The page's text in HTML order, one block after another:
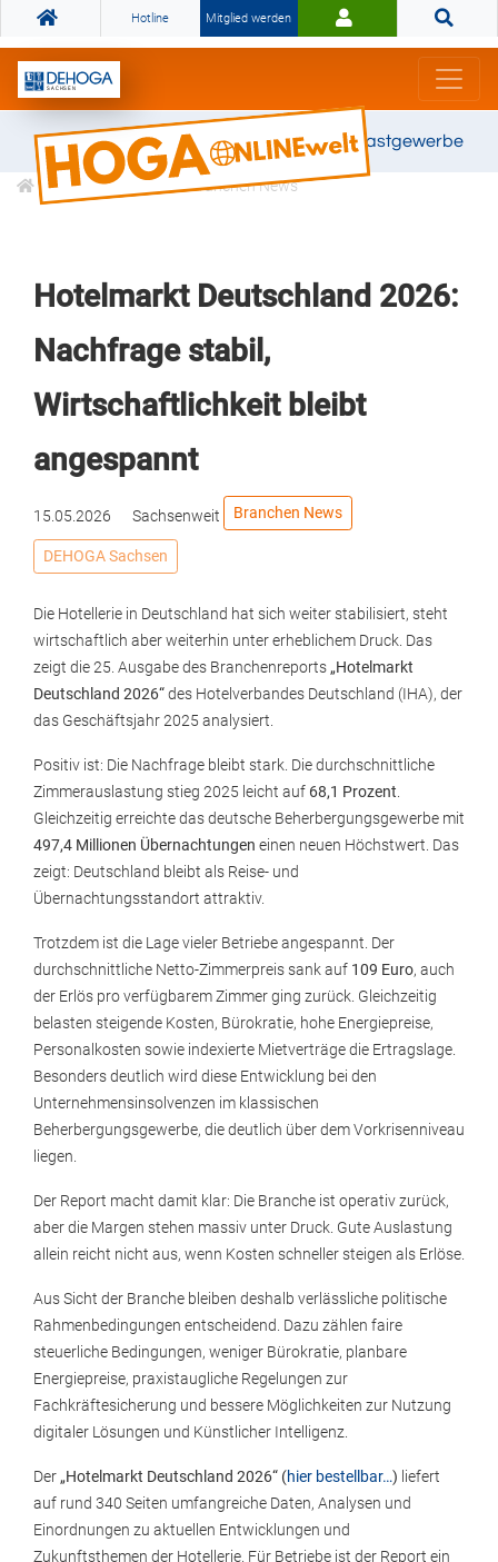
Hotline Mitglied werden
Gemeinsam stark für das Gastgewerbe
Informationen Branchen News
Hotelmarkt Deutschland 2026:
Nachfrage stabil,
Wirtschaftlichkeit bleibt
angespannt
15.05.2026 Sachsenweit Branchen News
DEHOGA Sachsen
Die Hotellerie in Deutschland hat sich weiter stabilisiert, steht
wirtschaftlich aber weiterhin unter erheblichem Druck. Das
zeigt die 25. Ausgabe des Branchenreports „Hotelmarkt
Deutschland 2026“des Hotelverbandes Deutschland (IHA), der
das Geschäftsjahr 2025 analysiert.
Positiv ist: Die Nachfrage bleibt stark. Die durchschnittliche
Zimmerauslastung stieg 2025 leicht auf 68,1 Prozent
Gleichzeitig erreichte das deutsche Beherbergungsgewerbe mit
497,4 Millionen Übernachtungen einen neuen Höchstwert. Das
zeigt: Deutschland bleibt als Reise- und
Übernachtungsstandort attraktiv.
Trotzdem ist die Lage vieler Betriebe angespannt. Der
durchschnittliche Netto-Zimmerpreis sank auf 109 Euro, auch
der Erlös pro verfügbarem Zimmer ging zurück. Gleichzeitig
belasten steigende Kosten, Bürokratie, hohe Energiepreise,
Personalkosten sowie indexierte Mietverträge die Ertragslage.
Besonders deutlich wird diese Entwicklung bei den
Unternehmensinsolvenzen im klassischen
Beherbergungsgewerbe, die deutlich über dem Vorkrisenniveau
liegen.
Der Report macht damit klar: Die Branche ist operativ zurück,
aber die Margen stehen massiv unter Druck. Gute Auslastung
allein reicht nicht aus, wenn Kosten schneller steigen als Erlöse.
Aus Sicht der Branche bleiben deshalb verlässliche politische
Rahmenbedingungen entscheidend. Dazu zählen faire
steuerliche Bedingungen, weniger Bürokratie, planbare
Energiepreise, praxistaugliche Regelungen zur
Fachkräftesicherung und bessere Möglichkeiten zur Nutzung
digitaler Lösungen und Künstlicher Intelligenz.
Der „Hotelmarkt Deutschland 2026“ (hier bestellbar…) liefert
auf rund 340 Seiten umfangreiche Daten, Analysen und
Einordnungen zu aktuellen Entwicklungen und
Zukunftsthemen der Hotellerie. Für Betriebe ist der Report ein